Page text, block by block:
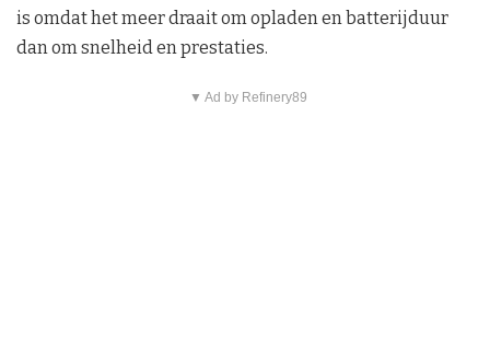
is omdat het meer draait om opladen en batterijduur
dan om snelheid en prestaties.
▼ Ad by Refinery89